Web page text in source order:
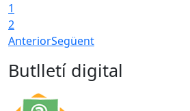
1
2
AnteriorSegüent
Butlletí digital